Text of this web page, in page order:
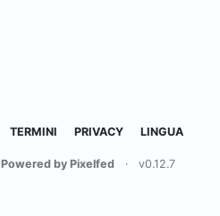
TERMINI PRIVACY LINGUA
Powered by Pixelfed · v0.12.7